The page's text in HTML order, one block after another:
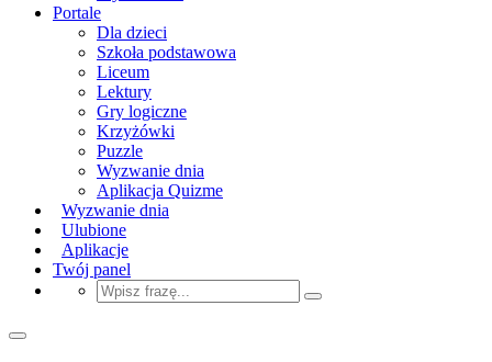
Portale
Dla dzieci
Szkoła podstawowa
Liceum
Lektury
Gry logiczne
Krzyżówki
Puzzle
Wyzwanie dnia
Aplikacja Quizme
Wyzwanie dnia
Ulubione
Aplikacje
Twój panel